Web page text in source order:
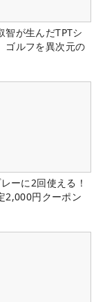
智が生んだTPTシ
ゴルフを異次元の
ーに2回使える！
2,000円クーポン